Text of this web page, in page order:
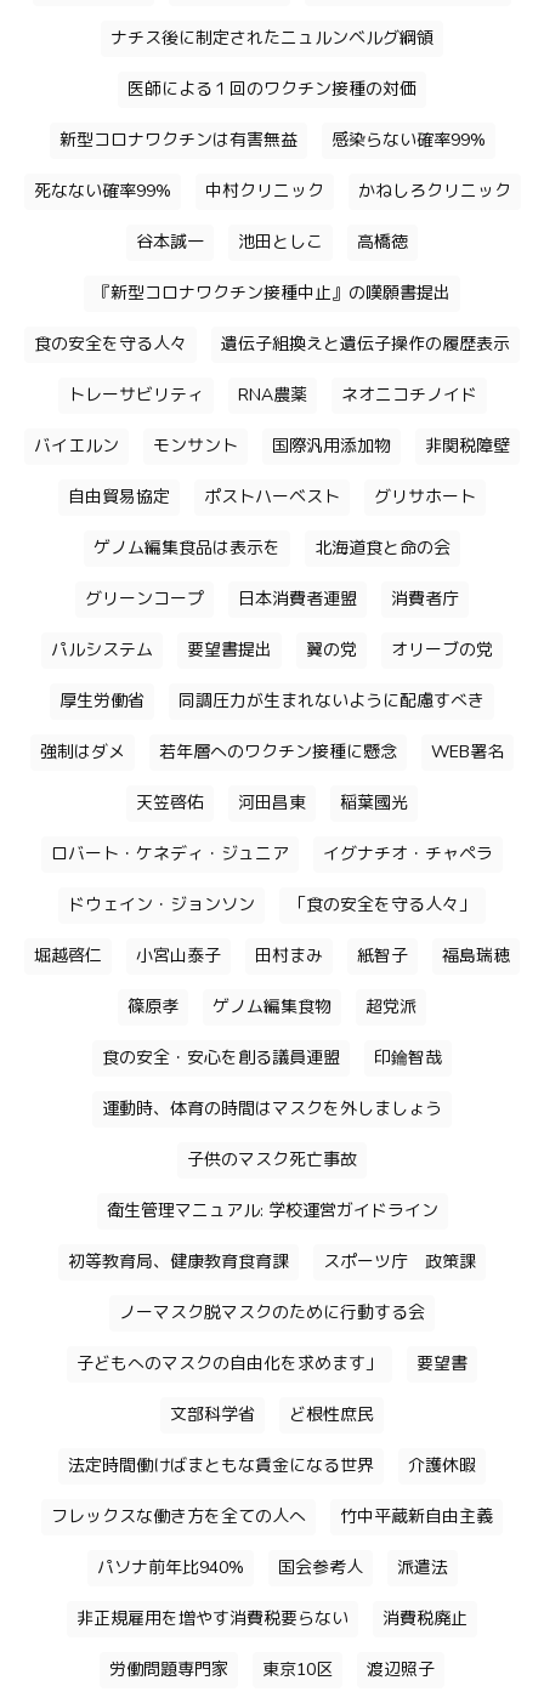
ナチス後に制定されたニュルンベルグ綱領
医師による１回のワクチン接種の対価
新型コロナワクチンは有害無益 感染らない確率99%
死なない確率99% 中村クリニック かねしろクリニック
谷本誠一 池田としこ 高橋徳
『新型コロナワクチン接種中止』の嘆願書提出
食の安全を守る人々 遺伝子組換えと遺伝子操作の履歴表示
トレーサビリティ RNA農薬 ネオニコチノイド
バイエルン モンサント 国際汎用添加物 非関税障壁
自由貿易協定 ポストハーベスト グリサホート
ゲノム編集食品は表示を 北海道食と命の会
グリーンコープ 日本消費者連盟 消費者庁
パルシステム 要望書提出 翼の党 オリーブの党
厚生労働省 同調圧力が生まれないように配慮すべき
強制はダメ 若年層へのワクチン接種に懸念 WEB署名
天笠啓佑 河田昌東 稲葉國光
ロバート・ケネディ・ジュニア イグナチオ・チャペラ
ドウェイン・ジョンソン 「食の安全を守る人々」
堀越啓仁 小宮山泰子 田村まみ 紙智子 福島瑞穂
篠原孝 ゲノム編集食物 超党派
食の安全・安心を創る議員連盟 印鑰智哉
運動時、体育の時間はマスクを外しましょう
子供のマスク死亡事故
衛生管理マニュアル: 学校運営ガイドライン
初等教育局、健康教育食育課 スポーツ庁 政策課
ノーマスク脱マスクのために行動する会
子どもへのマスクの自由化を求めます」 要望書
文部科学省 ど根性庶民
法定時間働けばまともな賃金になる世界 介護休暇
フレックスな働き方を全ての人へ 竹中平蔵新自由主義
パソナ前年比940% 国会参考人 派遣法
非正規雇用を増やす消費税要らない 消費税廃止
労働問題専門家 東京10区 渡辺照子